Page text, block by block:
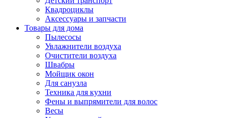
Квадроциклы
Аксессуары и запчасти
Товары для дома
Пылесосы
Увлажнители воздуха
Очистители воздуха
Швабры
Мойщик окон
Для санузла
Техника для кухни
Фены и выпрямители для волос
Весы